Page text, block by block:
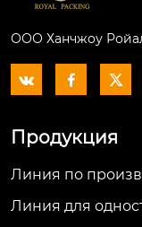
ООО Ханчжоу
  
Продукция
Линия по
Линия для